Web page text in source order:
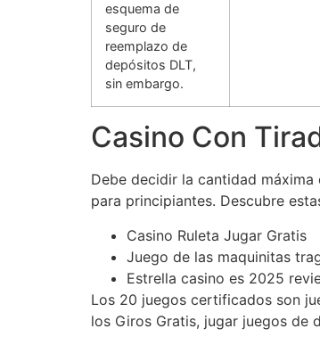
esquema de
seguro de
reemplazo de
depósitos DLT,
sin embargo.
Casino Con
Debe decidir la cantidad
para principiantes. Descubre
Casino Ruleta Jugar Gratis
Juego de las maquinitas
Estrella casino es 2025
Los 20 juegos certificados son
los Giros Gratis, jugar juegos de